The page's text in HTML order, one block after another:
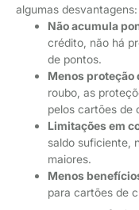
algumas desvantagens:
Não acumula
crédito, não há
de pontos.
Menos proteção
roubo, as
pelos cartões de
Limitações em
saldo suficiente,
maiores.
Menos
para cartões de